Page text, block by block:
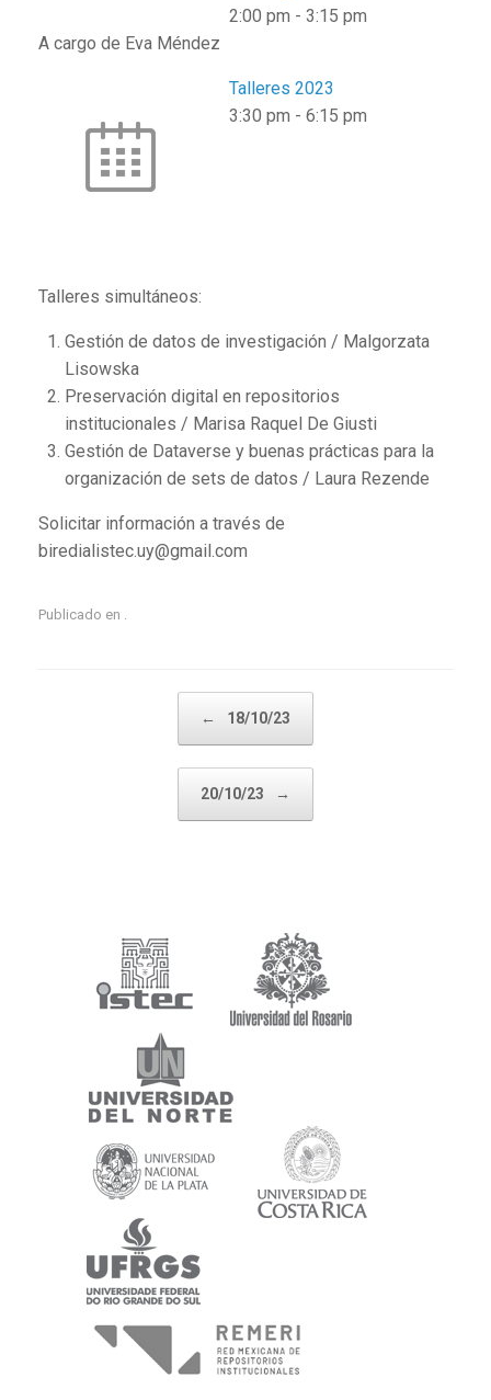
2:00 pm - 3:15 pm
A cargo de Eva Méndez
Talleres 2023
3:30 pm - 6:15 pm
Talleres simultáneos:
Gestión de datos de investigación / Malgorzata
Lisowska
Preservación digital en repositorios
institucionales / Marisa Raquel De Giusti
Gestión de Dataverse y buenas prácticas para la
organización de sets de datos / Laura Rezende
Solicitar información a través de
biredialistec.uy@gmail.com
Publicado en .
Navegador de artículos
← 18/10/23
20/10/23 →